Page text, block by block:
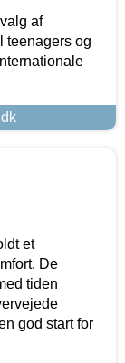
af
teenagers og
et
De
tiden
god start for